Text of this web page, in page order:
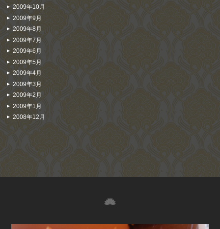
2009年10月
2009年9月
2009年8月
2009年7月
2009年6月
2009年5月
2009年4月
2009年3月
2009年2月
2009年1月
2008年12月